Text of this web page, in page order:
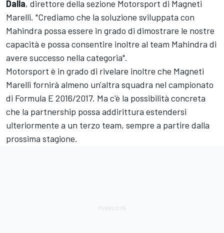
Dalla, direttore della sezione Motorsport di Magneti
Marelli. "Crediamo che la soluzione sviluppata con
Mahindra possa essere in grado di dimostrare le nostre
capacità e possa consentire inoltre al team Mahindra di
avere successo nella categoria".
Motorsport è in grado di rivelare inoltre che Magneti
Marelli fornirà almeno un'altra squadra nel campionato
di Formula E 2016/2017. Ma c'è la possibilità concreta
che la partnership possa addirittura estendersi
ulteriormente a un terzo team, sempre a partire dalla
prossima stagione.